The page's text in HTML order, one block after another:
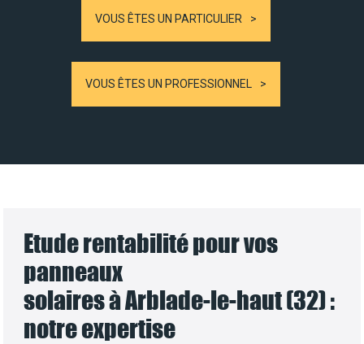
VOUS ÊTES UN PARTICULIER
VOUS ÊTES UN PROFESSIONNEL
Etude rentabilité pour vos
panneaux
solaires à Arblade-le-haut (32) :
notre expertise